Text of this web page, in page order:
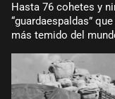
Hasta 76 cohetes y
“guardaespaldas”
más temido del